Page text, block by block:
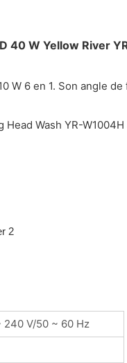
40 W Yellow River
W 6 en 1. Son angle
Wash YR-
240 V/50 ~ 60 Hz